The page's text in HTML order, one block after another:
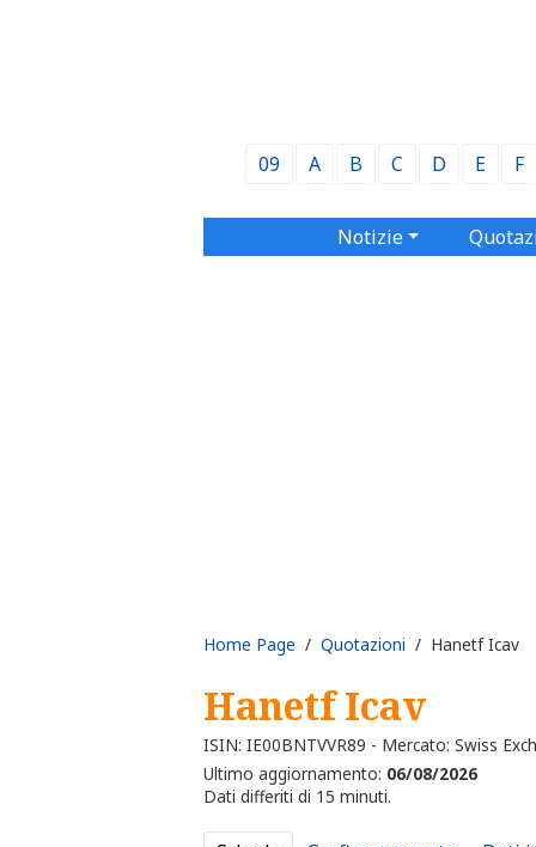
09 A B C D E F
Notizie
Home Page / Quotazioni / Hanetf Icav
Hanetf Icav
ISIN: IE00BNTVVR89 - Mercato: Swiss
Ultimo aggiornamento: 06/08/2026
Dati differiti di 15 minuti.